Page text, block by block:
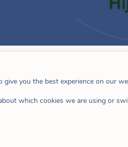
de 2020 – 8 de
give you the best experience on our
which cookies we are using or